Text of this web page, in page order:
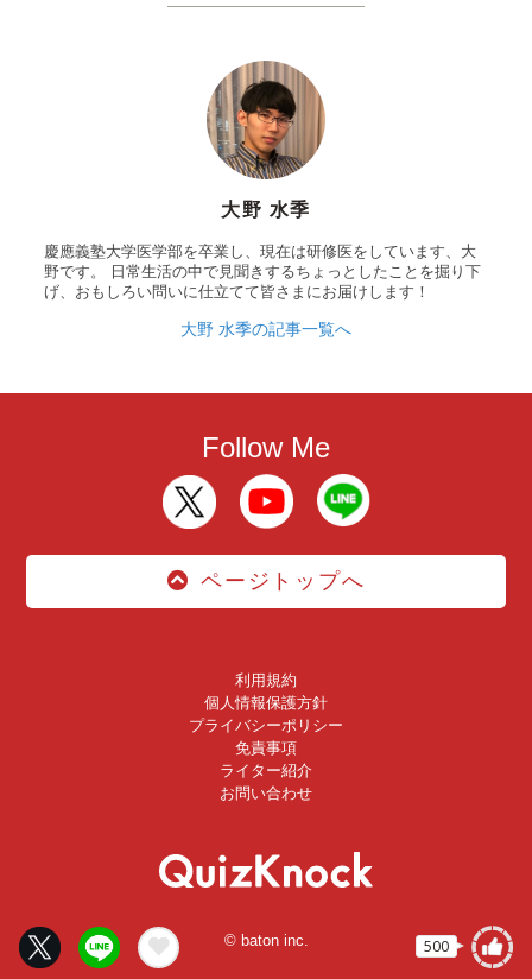
500
大野 水季
慶應義塾大学医学部を卒業し、現在は研修医をしています、大
野です。 日常生活の中で見聞きするちょっとしたことを掘り下
げ、おもしろい問いに仕立てて皆さまにお届けします！
大野 水季の記事一覧へ
Follow Me
ページトップへ
利用規約
個人情報保護方針
プライバシーポリシー
免責事項
ライター紹介
お問い合わせ
© baton inc.